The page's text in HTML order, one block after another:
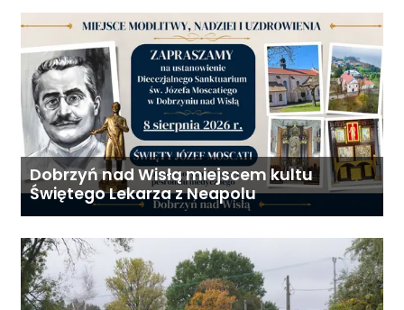
Dobrzyń nad Wisłą miejscem kultu
Świętego Lekarza z Neapolu